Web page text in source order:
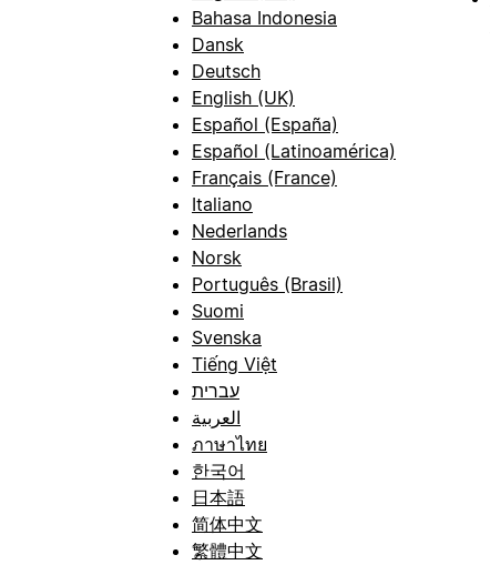
Bahasa Indonesia
Dansk
Deutsch
English (UK)
Español (España)
Español (Latinoamérica)
Français (France)
Italiano
Nederlands
Norsk
Português (Brasil)
Suomi
Svenska
Tiếng Việt
עברית
العربية
ภาษาไทย
한국어
日本語
简体中文
繁體中文